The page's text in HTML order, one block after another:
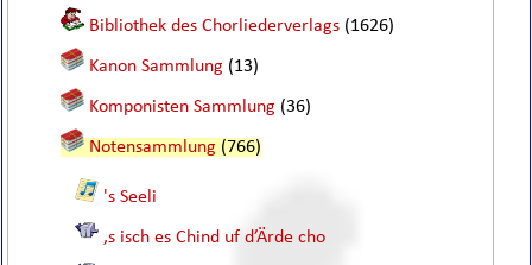
Bibliothek des Chorliederverlags (1626)
Kanon Sammlung (13)
Komponisten Sammlung (36)
Notensammlung (766)
's Seeli
,s isch es Chind uf d’Ärde cho